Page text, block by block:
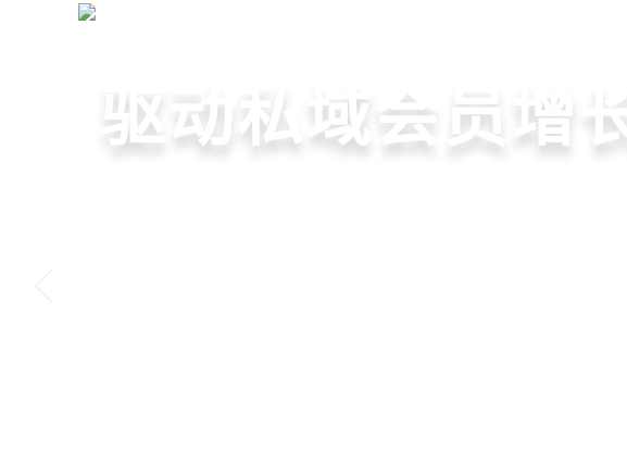
门店收银，就用
重塑门店运营体验
驱动私域会员增长
快速拓展生意边界